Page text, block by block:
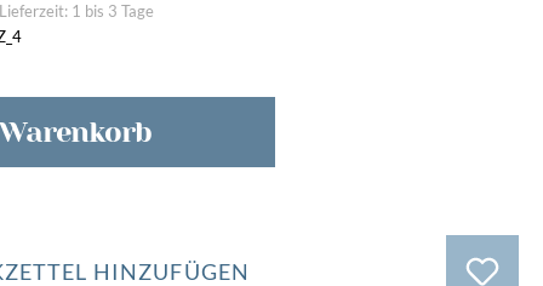
1 bis 3 Tage
HINZUFÜGEN